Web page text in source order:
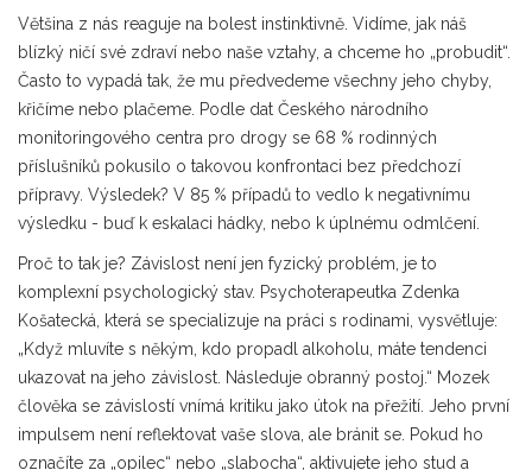
Většina z nás reaguje na bolest instinktivně. Vidíme, jak náš
blízký ničí své zdraví nebo naše vztahy, a chceme ho „probudit“.
Často to vypadá tak, že mu předvedeme všechny jeho chyby,
křičíme nebo plačeme. Podle dat Českého národního
monitoringového centra pro drogy se 68 % rodinných
příslušníků pokusilo o takovou konfrontaci bez předchozí
přípravy. Výsledek? V 85 % případů to vedlo k negativnímu
výsledku - buď k eskalaci hádky, nebo k úplnému odmlčení.
Proč to tak je? Závislost není jen fyzický problém, je to
komplexní psychologický stav. Psychoterapeutka Zdenka
Košatecká , která se specializuje na práci s rodinami, vysvětluje:
„Když mluvíte s někým, kdo propadl alkoholu, máte tendenci
ukazovat na jeho závislost. Následuje obranný postoj.“ Mozek
člověka se závislostí vnímá kritiku jako útok na přežití. Jeho první
impulsem není reflektovat vaše slova, ale bránit se. Pokud ho
označíte za „opilec“ nebo „slabocha“, aktivujete jeho stud a